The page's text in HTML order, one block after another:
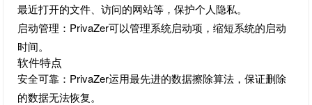
最近打开的文件、访问的网站等，保护个人隐私。
启动管理：PrivaZer可以管理系统启动项，缩短系统的启动
时间。
软件特点
安全可靠：PrivaZer运用最先进的数据擦除算法，保证删除
的数据无法恢复。